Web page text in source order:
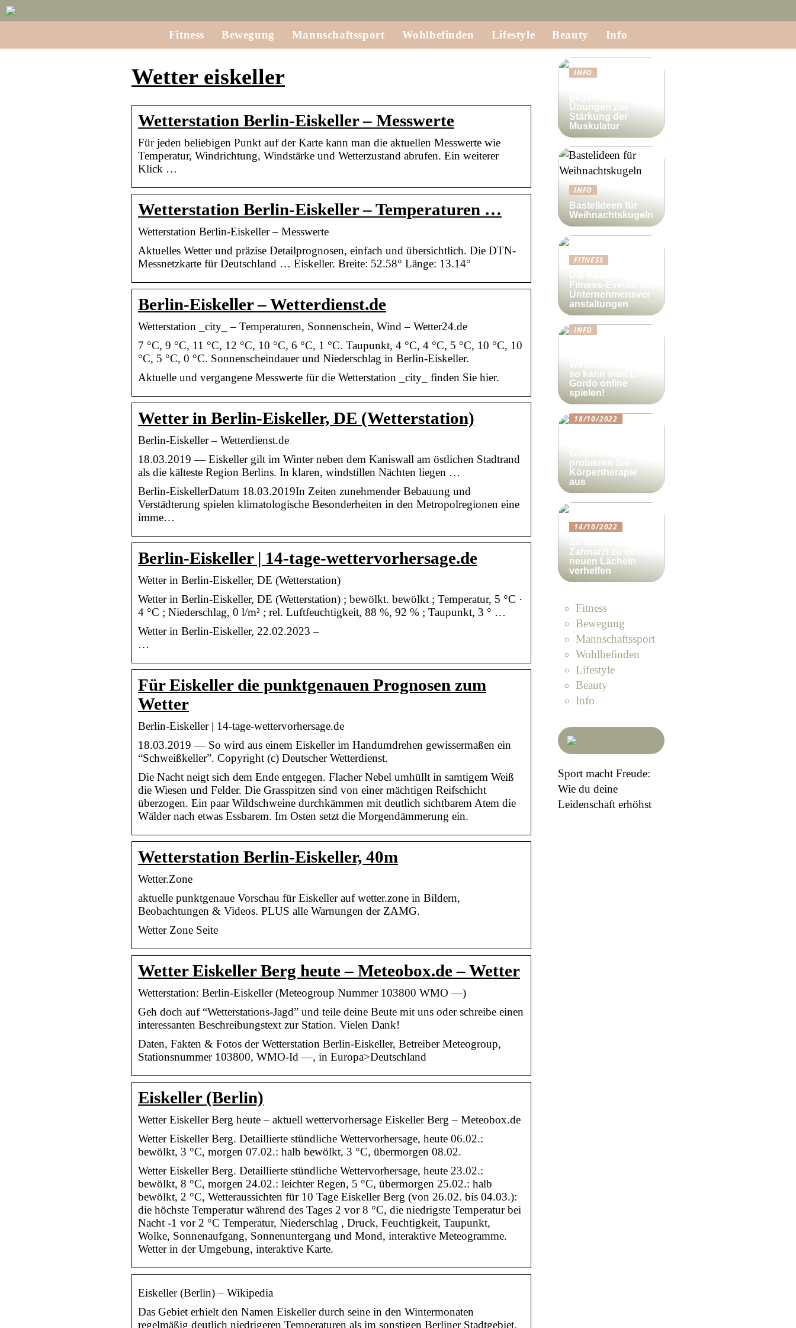
Fitness Bewegung Mannschaftssport Wohlbefinden Lifestyle Beauty Info
Wetter eiskeller
Wetterstation Berlin-Eiskeller – Messwerte
Für jeden beliebigen Punkt auf der Karte kann man die aktuellen Messwerte wie
Temperatur, Windrichtung, Windstärke und Wetterzustand abrufen. Ein weiterer
Klick …
Wetterstation Berlin-Eiskeller – Temperaturen …
Wetterstation Berlin-Eiskeller – Messwerte
Aktuelles Wetter und präzise Detailprognosen, einfach und übersichtlich. Die DTN-
Messnetzkarte für Deutschland … Eiskeller. Breite: 52.58° Länge: 13.14°
Berlin-Eiskeller – Wetterdienst.de
Wetterstation _city_ – Temperaturen, Sonnenschein, Wind – Wetter24.de
7 °C, 9 °C, 11 °C, 12 °C, 10 °C, 6 °C, 1 °C. Taupunkt, 4 °C, 4 °C, 5 °C, 10 °C, 10
°C, 5 °C, 0 °C. Sonnenscheindauer und Niederschlag in Berlin-Eiskeller.
Aktuelle und vergangene Messwerte für die Wetterstation _city_ finden Sie hier.
Wetter in Berlin-Eiskeller, DE (Wetterstation)
Berlin-Eiskeller – Wetterdienst.de
18.03.2019 — Eiskeller gilt im Winter neben dem Kaniswall am östlichen Stadtrand
als die kälteste Region Berlins. In klaren, windstillen Nächten liegen …
Berlin-EiskellerDatum 18.03.2019In Zeiten zunehmender Bebauung und
Verstädterung spielen klimatologische Besonderheiten in den Metropolregionen eine
imme…
Berlin-Eiskeller | 14-tage-wettervorhersage.de
Wetter in Berlin-Eiskeller, DE (Wetterstation)
Wetter in Berlin-Eiskeller, DE (Wetterstation) ; bewölkt. bewölkt ; Temperatur, 5 °C ·
4 °C ; Niederschlag, 0 l/m² ; rel. Luftfeuchtigkeit, 88 %, 92 % ; Taupunkt, 3 ° …
Wetter in Berlin-Eiskeller, 22.02.2023 –
…
Für Eiskeller die punktgenauen Prognosen zum
Wetter
Berlin-Eiskeller | 14-tage-wettervorhersage.de
18.03.2019 — So wird aus einem Eiskeller im Handumdrehen gewissermaßen ein
“Schweißkeller”. Copyright (c) Deutscher Wetterdienst.
Die Nacht neigt sich dem Ende entgegen. Flacher Nebel umhüllt in samtigem Weiß
die Wiesen und Felder. Die Grasspitzen sind von einer mächtigen Reifschicht
überzogen. Ein paar Wildschweine durchkämmen mit deutlich sichtbarem Atem die
Wälder nach etwas Essbarem. Im Osten setzt die Morgendämmerung ein.
Wetterstation Berlin-Eiskeller, 40m
Wetter.Zone
aktuelle punktgenaue Vorschau für Eiskeller auf wetter.zone in Bildern,
Beobachtungen & Videos. PLUS alle Warnungen der ZAMG.
Wetter Zone Seite
Wetter Eiskeller Berg heute – Meteobox.de – Wetter
Wetterstation: Berlin-Eiskeller (Meteogroup Nummer 103800 WMO —)
Geh doch auf “Wetterstations-Jagd” und teile deine Beute mit uns oder schreibe einen
interessanten Beschreibungstext zur Station. Vielen Dank!
Daten, Fakten & Fotos der Wetterstation Berlin-Eiskeller, Betreiber Meteogroup,
Stationsnummer 103800, WMO-Id —, in Europa>Deutschland
Eiskeller (Berlin)
Wetter Eiskeller Berg heute – aktuell wettervorhersage Eiskeller Berg – Meteobox.de
Wetter Eiskeller Berg. Detaillierte stündliche Wettervorhersage, heute 06.02.:
bewölkt, 3 °C, morgen 07.02.: halb bewölkt, 3 °C, übermorgen 08.02.
Wetter Eiskeller Berg. Detaillierte stündliche Wettervorhersage, heute 23.02.:
bewölkt, 8 °C, morgen 24.02.: leichter Regen, 5 °C, übermorgen 25.02.: halb
bewölkt, 2 °C, Wetteraussichten für 10 Tage Eiskeller Berg (von 26.02. bis 04.03.):
die höchste Temperatur während des Tages 2 vor 8 °C, die niedrigste Temperatur bei
Nacht -1 vor 2 °C Temperatur, Niederschlag , Druck, Feuchtigkeit, Taupunkt,
Wolke, Sonnenaufgang, Sonnenuntergang und Mond, interaktive Meteogramme.
Wetter in der Umgebung, interaktive Karte.
Eiskeller (Berlin) – Wikipedia
Das Gebiet erhielt den Namen Eiskeller durch seine in den Wintermonaten
regelmäßig deutlich niedrigeren Temperaturen als im sonstigen Berliner Stadtgebiet.
INFO
Übungen zur
Stärkung der
Muskulatur
INFO
Bastelideen für
Weihnachtskugeln
FITNESS
Fitness-Events bei
Unternehmensver
anstaltungen
INFO
so kann man El
Gordo online
spielen!
18/10/2022
probieren Sie
Körpertherapie
aus
14/10/2022
Zahnarzt zu einem
neuen Lächeln
verhelfen
Fitness
Bewegung
Mannschaftssport
Wohlbefinden
Lifestyle
Beauty
Info
Sport macht Freude:
Wie du deine
Leidenschaft erhöhst